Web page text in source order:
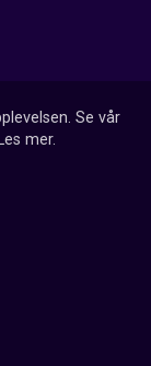
Se vår
Les mer.